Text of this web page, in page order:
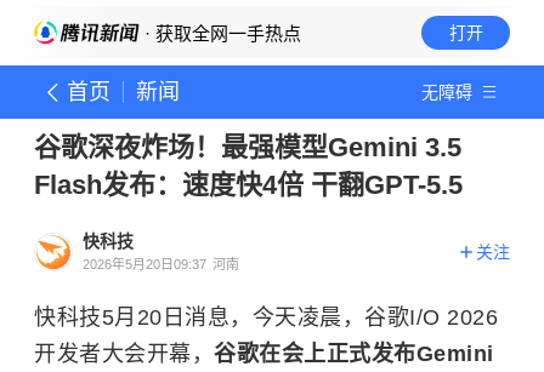
· 获取全网一手热点 打开
首页 新闻 无障碍
谷歌深夜炸场！最强模型Gemini 3.5
Flash发布：速度快4倍 干翻GPT-5.5
快科技
2026年5月20日09:37 河南
关注
快科技5月20日消息，今天凌晨，谷歌I/O 2026
开发者大会开幕， 谷歌在会上正式发布Gemini